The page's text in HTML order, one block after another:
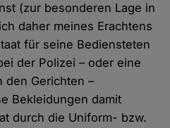
(zur besonderen Lage in
daher meines Erachtens
für seine Bediensteten
der Polizei – oder eine
den Gerichten –
Bekleidungen damit
durch die Uniform- bzw.